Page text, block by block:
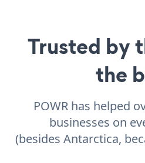
Trusted by
the
POWR has helped
businesses on
(besides Antarctica,